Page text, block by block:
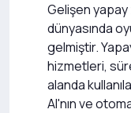
Gelişen
dünyasında
gelmiştir.
hizmetleri,
alanda
AI'nın ve